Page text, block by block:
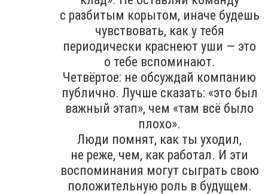
с разбитым корытом, иначе будешь
чувствовать, как у тебя
периодически краснеют уши — это
о тебе вспоминают.
Четвёртое: не обсуждай компанию
публично. Лучше сказать: «это был
важный этап», чем «там всё было
плохо».
Люди помнят, как ты уходил,
не реже, чем, как работал. И эти
воспоминания могут сыграть свою
положительную роль в будущем.